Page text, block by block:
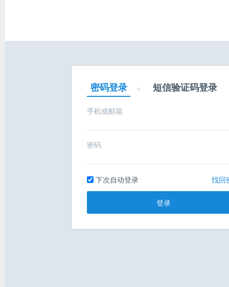
密码登录 短信验证码登录
手机或邮箱
密码
下次自动登录 找回
登录